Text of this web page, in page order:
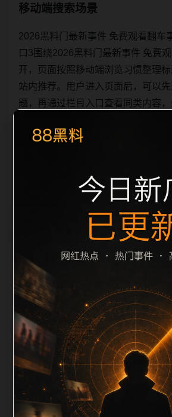
移动端搜索场景
2026黑料门最新事件 免费观看翻车
口3围绕2026黑料门最新事件 免费
开，页面按照移动端浏览习惯整理
站内推荐。用户进入页面后，可以
题，再通过栏目入口查看同类内容，
一致性，避免无关关键词堆砌，也
理解页面主题。后续采集时将继续执
化、坏图默认图兜底、标
栏目内容归集
题重复过滤和 description 长度检查
少量新增的方式持续扩展，每篇保
荐和清晰的层级路径，减少用户反
篇作为本栏目的初始建设内容，主
度、稳定内链结构，并为后续专题
口。如果后续发现页面缺图、标题
文不足，将进入每日 SEO 检查清单